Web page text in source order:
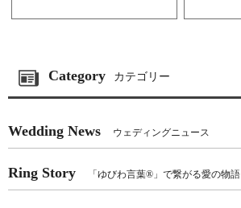
Category カテゴリー
Wedding News ウェディングニュース
Ring Story 「ゆびわ言葉®」で繋がる愛の物語